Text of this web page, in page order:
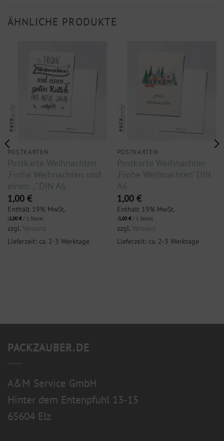
ÄHNLICHE PRODUKTE
POSTKARTEN
Postkarte Weihnachten
‚Frohe Weihnachten und
einen…‘ DIN A6
1,00 €
Enthält 19% MwSt.
(1,00€/ 1 Stück)
zzgl. Versand
Lieferzeit: ca. 2-3 Werktage
POSTKARTEN
Postkarte Weihnachten
‚Frohe Weihnachten‘ DIN
A6
1,00 €
Enthält 19% MwSt.
(1,00€/ 1 Stück)
zzgl. Versand
Lieferzeit: ca. 2-3 Werktage
PACKZAUBER.DE
A&M Service GmbH
Hinter dem Entenpfuhl 13-15
65604 Elz